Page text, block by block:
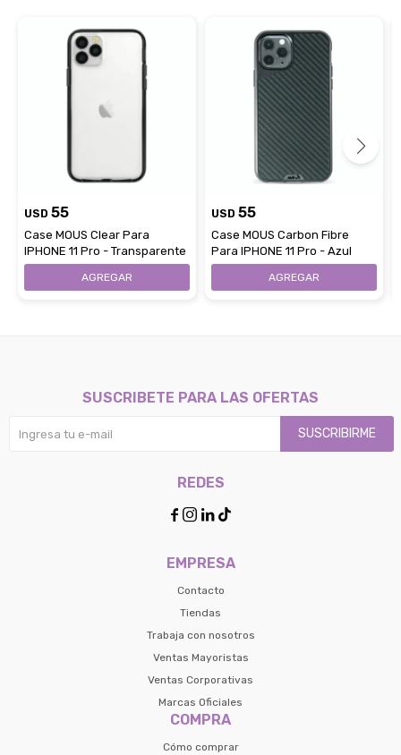
USD 55
Case MOUS Clear Para
IPHONE 11 Pro - Transparente
USD 55
Case MOUS Carbon Fibre
Para IPHONE 11 Pro - Azul
EMPRESA
Contacto
Tiendas
Trabaja con nosotros
Ventas Mayoristas
Ventas Corporativas
Marcas Oficiales
COMPRA
Cómo comprar
SUSCRIBETE PARA LAS OFERTAS
SUSCRIBIRME
REDES
   